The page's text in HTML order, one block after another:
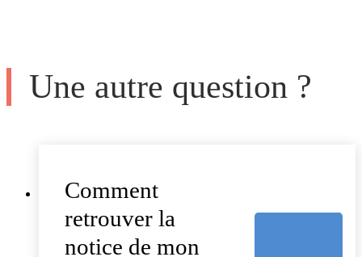
Une autre question ?
Comment
retrouver la
notice de mon